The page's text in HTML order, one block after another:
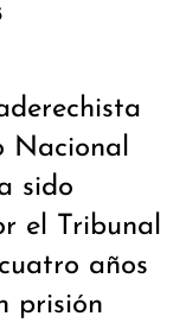
Nacional
sido
el Tribunal
años
prisión